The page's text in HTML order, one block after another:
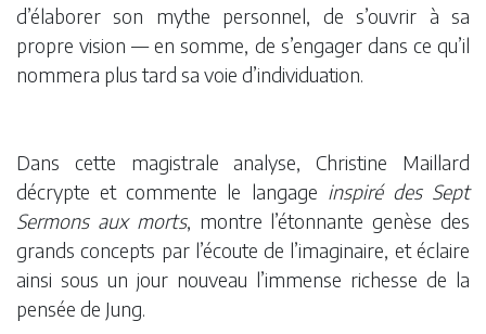
d’élaborer son mythe personnel, de s’ouvrir à sa
propre vision — en somme, de s’engager dans ce qu’il
nommera plus tard sa voie d’individuation.
Dans cette magistrale analyse, Christine Maillard
décrypte et commente le langage inspiré des Sept
Sermons aux morts, montre l’étonnante genèse des
grands concepts par l’écoute de l’imaginaire, et éclaire
ainsi sous un jour nouveau l’immense richesse de la
pensée de Jung.